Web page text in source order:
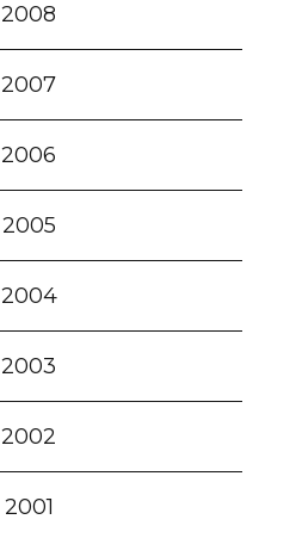
2008
2007
2006
2005
2004
2003
2002
2001